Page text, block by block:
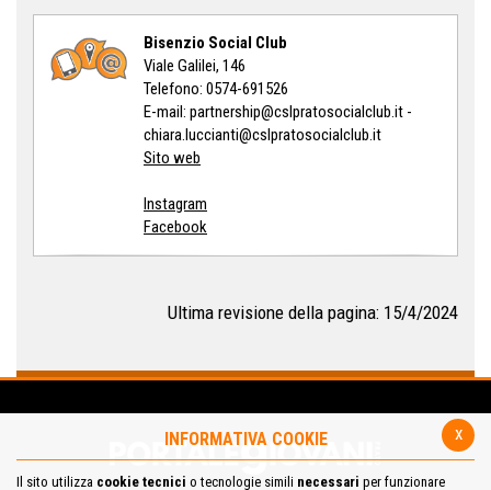
Bisenzio Social Club
Viale Galilei, 146
Telefono: 0574-691526
E-mail: partnership@cslpratosocialclub.it -
chiara.luccianti@cslpratosocialclub.it
Sito web
Instagram
Facebook
Ultima revisione della pagina: 15/4/2024
x
INFORMATIVA COOKIE
Il sito utilizza cookie tecnici o tecnologie simili necessari per funzionare